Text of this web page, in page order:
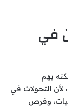
في
يهم
لأن التحولات في
وفرص